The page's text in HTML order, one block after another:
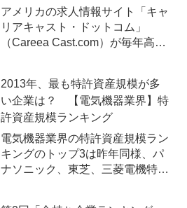
年版
アメリカの求人情報サイト「キャ
リアキャスト・ドットコム」
（Careea Cast.com）が毎年高齢
版を発表！
2013年、最も特許資産規模が多
い企業は？ 【電気機器業界】特
許資産規模ランキング
電気機器業界の特許資産規模ラン
キングのトップ3は昨年同様、パ
ナソニック、東芝、三菱電機特許